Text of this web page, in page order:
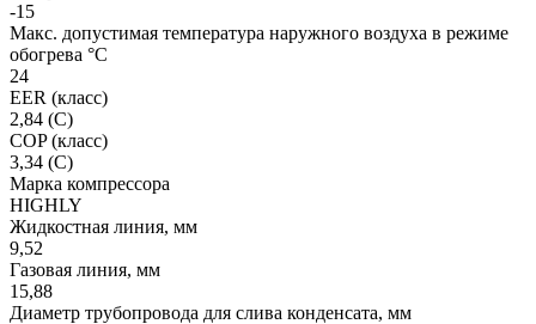
-15
Макс. допустимая температура наружного воздуха в режиме
обогрева °С
24
EER (класс)
2,84 (C)
COP (класс)
3,34 (C)
Марка компрессора
HIGHLY
Жидкостная линия, мм
9,52
Газовая линия, мм
15,88
Диаметр трубопровода для слива конденсата, мм